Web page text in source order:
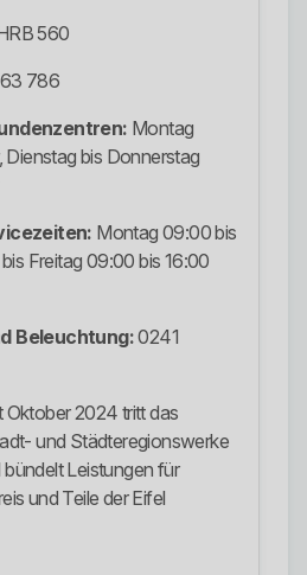
560
786
Montag
bis Donnerstag
Montag 09:00 bis
Freitag 09:00 bis 16:00
Beleuchtung:0241
Oktober 2024 tritt das
und Städteregionswerke
Leistungen für
und Teile der Eifel